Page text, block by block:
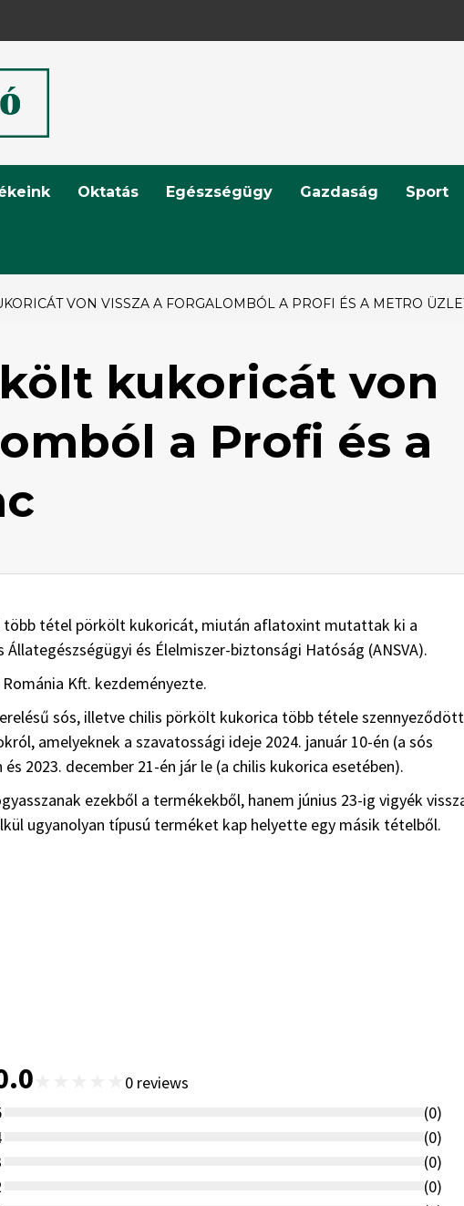
Oktatás Egészségügy Gazdaság Sport
VON VISSZA A FORGALOMBÓL A PROFI ÉS A METRO
kukoricát von
a Profi és a
tétel pörkölt kukoricát, miután aflatoxint mutattak ki a
és Élelmiszer-biztonsági Hatóság (ANSVA).
Kft. kezdeményezte.
sós, illetve chilis pörkölt kukorica több tétele szennyeződött
amelyeknek a szavatossági ideje 2024. január 10-én (a sós
2023. december 21-én jár le (a chilis kukorica esetében).
ezekből a termékekből, hanem június 23-ig vigyék
ugyanolyan típusú terméket kap helyette egy másik tételből.
0 reviews
(0)
(0)
(0)
(0)